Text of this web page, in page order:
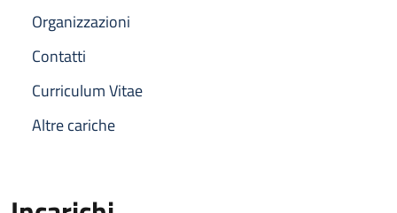
Organizzazioni
Contatti
Curriculum Vitae
Altre cariche